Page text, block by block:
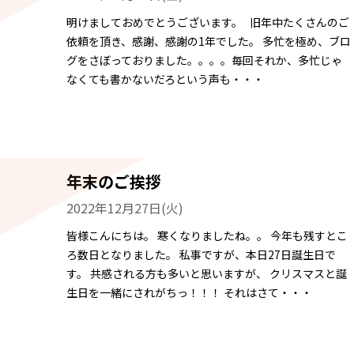
明けましておめでとうございます。 旧年中たくさんのご
依頼を頂き、感謝、感謝の1年でした。 多忙を極め、ブロ
グをさぼっておりました。。。。毎回それか、多忙じゃ
なくても書かないだろという声も・・・
年末のご挨拶
2022年12月27日(火)
皆様こんにちは。 寒くなりましたね。。 今年も残すとこ
ろ数日となりました。 私事ですが、本日27日誕生日で
す。 共感される方も多いと思いますが、 クリスマスと誕
生日を一緒にされがちっ！！！ それはさて・・・